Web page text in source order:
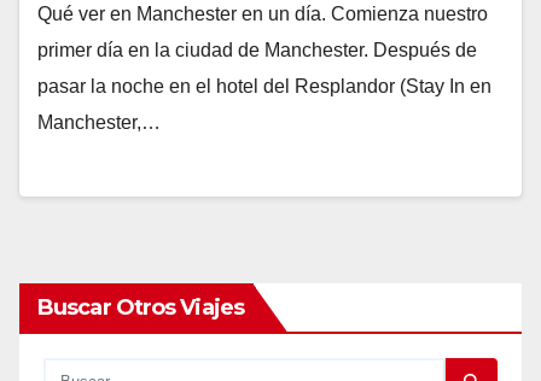
Qué ver en Manchester en un día. Comienza nuestro
primer día en la ciudad de Manchester. Después de
pasar la noche en el hotel del Resplandor (Stay In en
Manchester,…
Buscar Otros Viajes